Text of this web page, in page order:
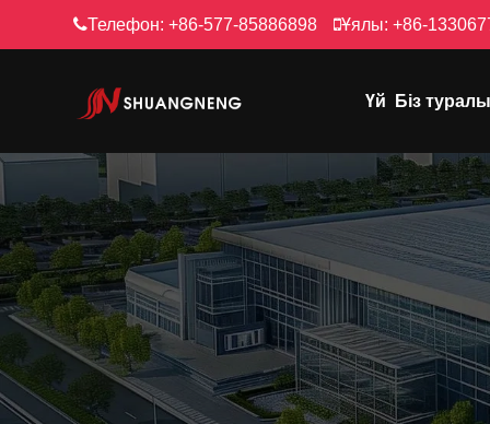
Телефон:+86-577-85886898 Ұялы:+86-
Үй Біз туралы